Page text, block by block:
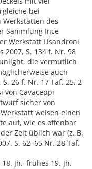
bei
des
Sammlung Ince
Werkstatt Lisandroni
2007, S. 134 f. Nr. 98
die vermutlich
auch
26 f. Nr. 17 Taf. 25, 2
von Cavaceppi
sicher von
weisen einen
auf, wie es offenbar
Zeit üblich war (z. B.
S. 62–65 Nr. 28 Taf.
Jh.–frühes 19. Jh.